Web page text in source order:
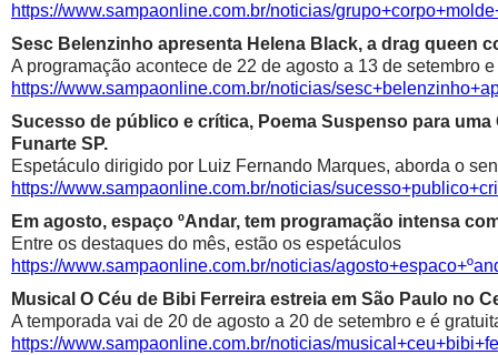
https://www.sampaonline.com.br/noticias/
Sesc Belenzinho apresenta Helena Black, a drag queen
A programação acontece de 22 de agosto a 13 de setembro
https://www.sampaonline.com.br/noticias/
Sucesso de público e crítica, Poema Suspenso para
Funarte SP.
Espetáculo dirigido por Luiz Fernando Marques, aborda o
https://www.sampaonline.com.br/noticias/
Em agosto, espaço ºAndar, tem programação intensa
Entre os destaques do mês, estão os espetáculos
https://www.sampaonline.com.br/noticias/
Musical O Céu de Bibi Ferreira estreia em São Paulo no
A temporada vai de 20 de agosto a 20 de setembro e é
https://www.sampaonline.com.br/noticias/